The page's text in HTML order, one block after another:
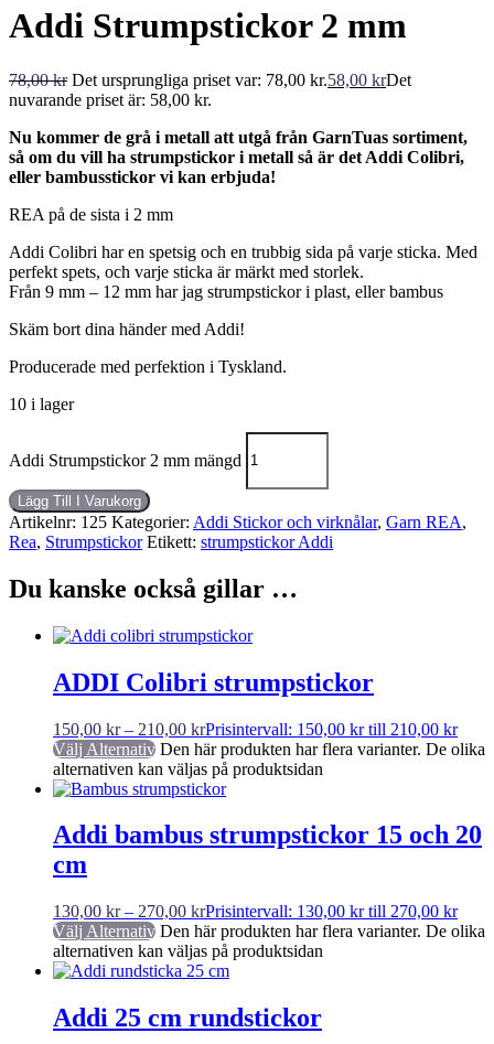
Addi Strumpstickor 2 mm
78,00kr Det ursprungliga priset var: 78,00 kr.58,00 krDet
nuvarande priset är: 58,00 kr.
Nu kommer de grå i metall att utgå från GarnTuas sortiment,
så om du vill ha strumpstickor i metall så är det Addi Colibri,
eller bambusstickor vi kan erbjuda!
REA på de sista i 2 mm
Addi Colibri har en spetsig och en trubbig sida på varje sticka. Med
perfekt spets, och varje sticka är märkt med storlek.
Från 9 mm – 12 mm har jag strumpstickor i plast, eller bambus
Skäm bort dina händer med Addi!
Producerade med perfektion i Tyskland.
10 i lager
Addi Strumpstickor 2 mm mängd
Lägg Till I Varukorg
Artikelnr: 125 Kategorier: Addi Stickor och virknålar, Garn REA,
Rea, Strumpstickor Etikett: strumpstickor Addi
Du kanske också gillar …
ADDI Colibri strumpstickor
150,00 kr – 210,00 krPrisintervall: 150,00 kr till 210,00 kr
Välj Alternativ Den här produkten har flera varianter. De olika
alternativen kan väljas på produktsidan
Addi bambus strumpstickor 15 och 20
cm
130,00 kr – 270,00 krPrisintervall: 130,00 kr till 270,00 kr
Välj Alternativ Den här produkten har flera varianter. De olika
alternativen kan väljas på produktsidan
Addi 25 cm rundstickor